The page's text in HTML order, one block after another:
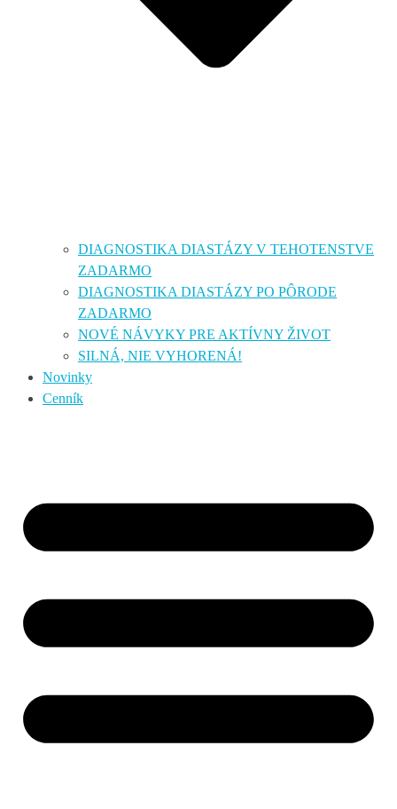
DIAGNOSTIKA DIASTÁZY V TEHOTENSTVE
ZADARMO
DIAGNOSTIKA DIASTÁZY PO PÔRODE
ZADARMO
NOVÉ NÁVYKY PRE AKTÍVNY ŽIVOT
SILNÁ, NIE VYHORENÁ!
Novinky
Cenník